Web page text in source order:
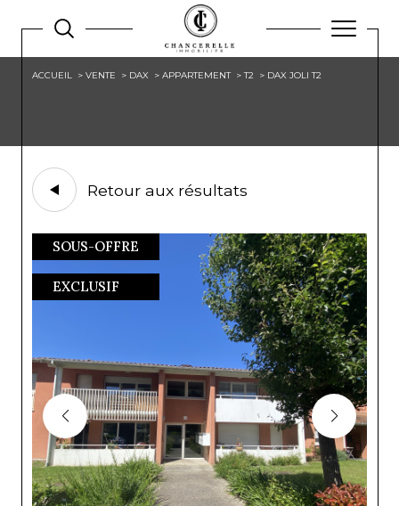
ACCUEIL VENTE DAX APPARTEMENT T2 DAX JOLI T2
Retour aux résultats
SOUS-OFFRE
EXCLUSIF